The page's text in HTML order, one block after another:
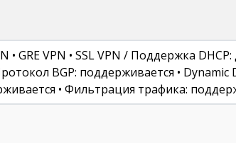
• GRE VPN • SSL VPN / Поддержка
BGP: поддерживается •
• Фильтрация трафика: